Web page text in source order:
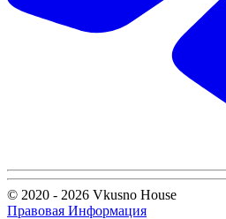
© 2020 - 2026 Vkusno House
Правовая Информация